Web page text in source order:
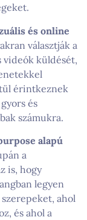
és online
választják a
videók küldését,
érintkeznek
és
számukra.
alapú
a
is, hogy
legyen
ahol
és ahol a